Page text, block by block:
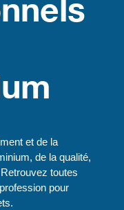
et de la
de la qualité,
toutes
pour